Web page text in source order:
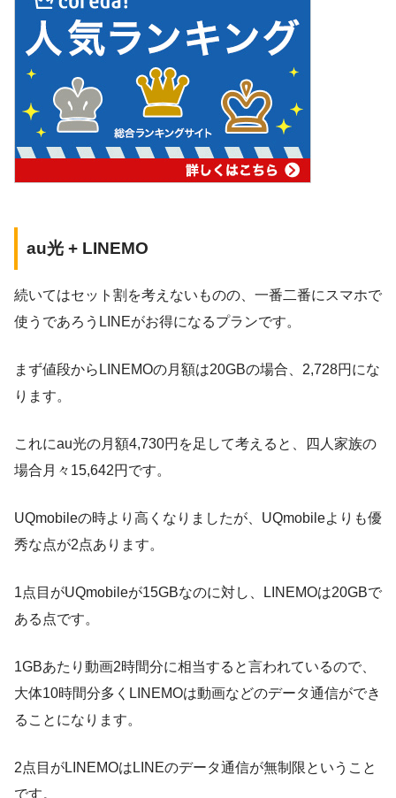
au光 + LINEMO
続いてはセット割を考えないものの、一番二番にスマホで
使うであろうLINEがお得になるプランです。
まず値段からLINEMOの月額は20GBの場合、2,728円にな
ります。
これにau光の月額4,730円を足して考えると、四人家族の
場合月々15,642円です。
UQmobileの時より高くなりましたが、UQmobileよりも優
秀な点が2点あります。
1点目がUQmobileが15GBなのに対し、LINEMOは20GBで
ある点です。
1GBあたり動画2時間分に相当すると言われているので、
大体10時間分多くLINEMOは動画などのデータ通信ができ
ることになります。
2点目がLINEMOはLINEのデータ通信が無制限ということ
です。